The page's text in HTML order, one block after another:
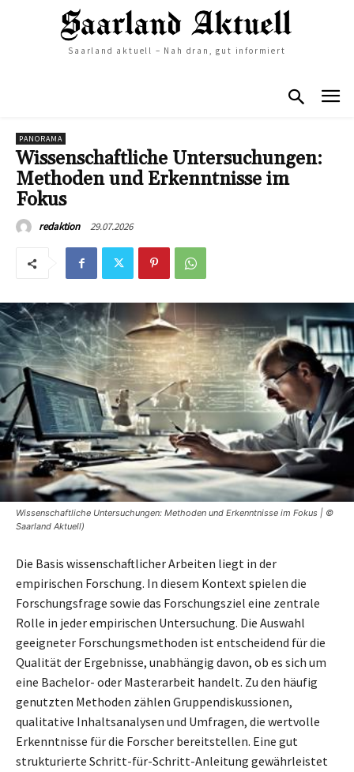
Saarland aktuell – Nah dran, gut informiert
PANORAMA
Wissenschaftliche Untersuchungen:
Methoden und Erkenntnisse im
Fokus
redaktion 29.07.2026
Wissenschaftliche Untersuchungen: Methoden und Erkenntnisse im Fokus | ©
Saarland Aktuell)
Die Basis wissenschaftlicher Arbeiten liegt in der
empirischen Forschung. In diesem Kontext spielen die
Forschungsfrage sowie das Forschungsziel eine zentrale
Rolle in jeder empirischen Untersuchung. Die Auswahl
geeigneter Forschungsmethoden ist entscheidend für die
Qualität der Ergebnisse, unabhängig davon, ob es sich um
eine Bachelor- oder Masterarbeit handelt. Zu den häufig
genutzten Methoden zählen Gruppendiskussionen,
qualitative Inhaltsanalysen und Umfragen, die wertvolle
Erkenntnisse für die Forscher bereitstellen. Eine gut
strukturierte Schritt-für-Schritt-Anleitung gewährleistet